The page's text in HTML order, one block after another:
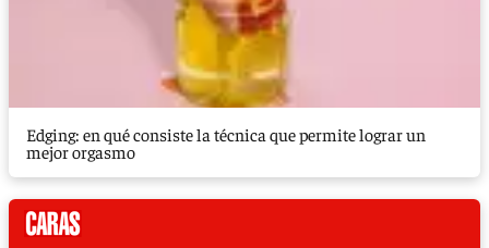
Edging: en qué consiste la técnica que permite lograr un
mejor orgasmo